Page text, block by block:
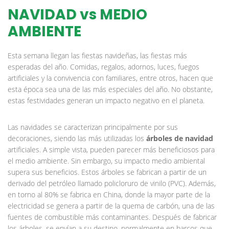
NAVIDAD vs MEDIO
AMBIENTE
Esta semana llegan las fiestas navideñas, las fiestas más
esperadas del año. Comidas, regalos, adornos, luces, fuegos
artificiales y la convivencia con familiares, entre otros, hacen que
esta época sea una de las más especiales del año. No obstante,
estas festividades generan un impacto negativo en el planeta.
Las navidades se caracterizan principalmente por sus
decoraciones, siendo las más utilizadas los árboles de navidad
artificiales. A simple vista, pueden parecer más beneficiosos para
el medio ambiente. Sin embargo, su impacto medio ambiental
supera sus beneficios. Estos árboles se fabrican a partir de un
derivado del petróleo llamado policloruro de vinilo (PVC). Además,
en torno al 80% se fabrica en China, donde la mayor parte de la
electricidad se genera a partir de la quema de carbón, una de las
fuentes de combustible más contaminantes. Después de fabricar